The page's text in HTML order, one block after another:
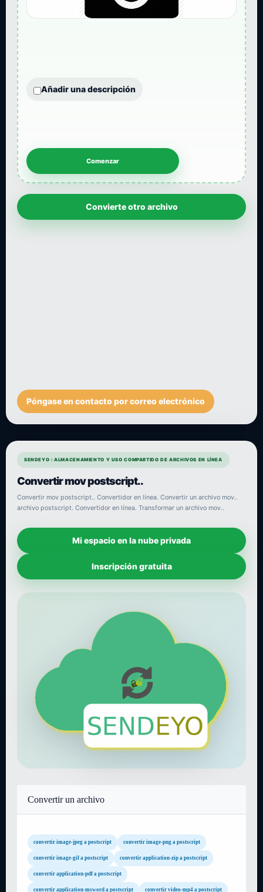
Añadir una descripción
Convierte otro archivo
Póngase en contacto por correo electrónico
SENDEYO : ALMACENAMIENTO Y USO COMPARTIDO DE ARCHIVOS EN LÍNEA
Convertir mov postscript..
Convertir mov postscript.. Convertidor en línea. Convertir un archivo mov..
archivo postscript. Convertidor en línea. Transformar un archivo mov..
Mi espacio en la nube privada
Inscripción gratuita
Convertir un archivo
convertir image-jpeg a postscript convertir image-png a postscript
convertir image-gif a postscript convertir application-zip a postscript
convertir application-pdf a postscript
convertir application-msword a postscript convertir video-mp4 a postscript